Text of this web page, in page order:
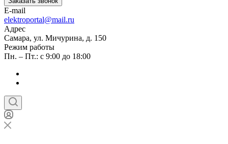
E-mail
elektroportal@mail.ru
Адрес
Самара, ул. Мичурина, д. 150
Режим работы
Пн. – Пт.: с 9:00 до 18:00